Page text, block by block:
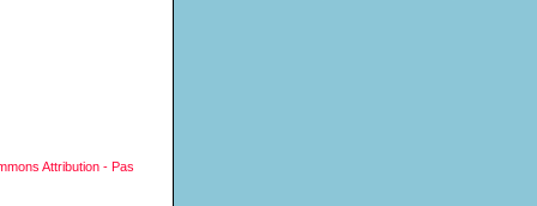
Attribution - Pas